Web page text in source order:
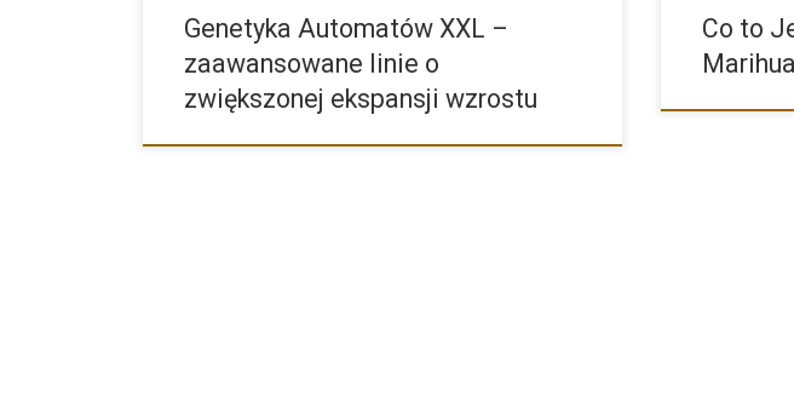
Genetyka Automatów XXL –
zaawansowane linie o
zwiększonej ekspansji wzrostu
Co to